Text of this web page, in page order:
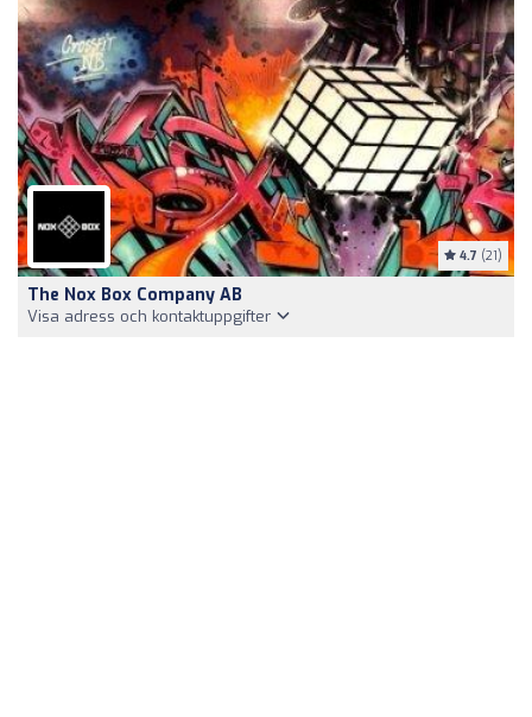
4.7 (21)
The Nox Box Company AB
Visa adress och kontaktuppgifter